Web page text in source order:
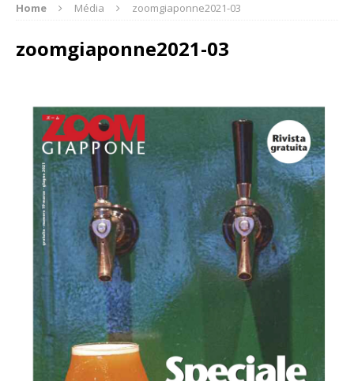
Home Média zoomgiaponne2021-03
zoomgiaponne2021-03